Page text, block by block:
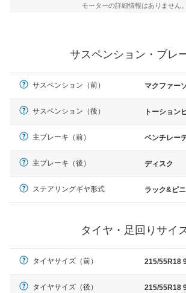
モーターの詳細情報はありません。
サスペンション・ブレ
サスペンション（前） マクファー
サスペンション（後） トーション
主ブレーキ（前） ベンチレー
主ブレーキ（後） ディスク
ステアリングギヤ形式 ラック&ピ
タイヤ・足回りサイ
タイヤサイズ（前） 215/55R18
タイヤサイズ（後） 215/55R18